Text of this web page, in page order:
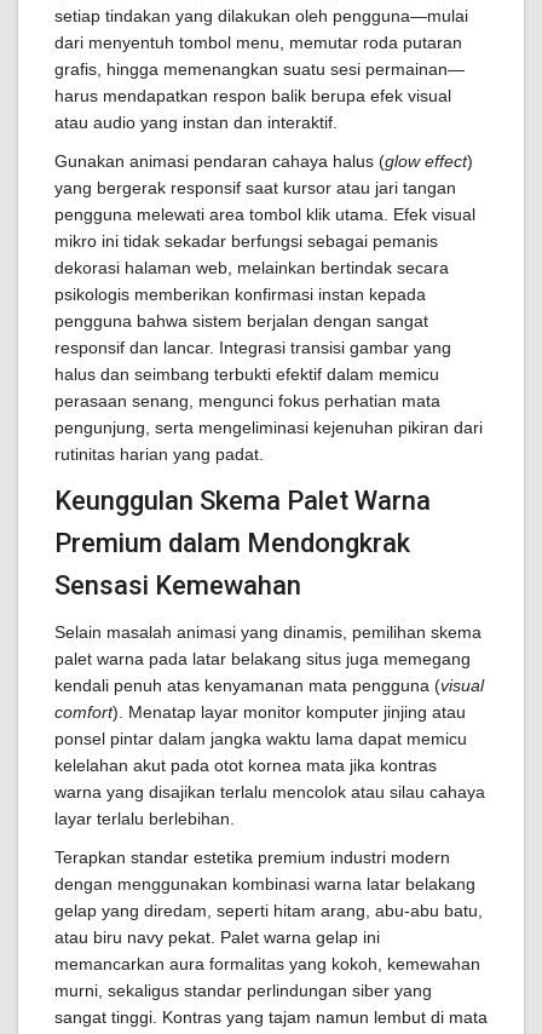
setiap tindakan yang dilakukan oleh pengguna—mulai
dari menyentuh tombol menu, memutar roda putaran
grafis, hingga memenangkan suatu sesi permainan—
harus mendapatkan respon balik berupa efek visual
atau audio yang instan dan interaktif.
Gunakan animasi pendaran cahaya halus (glow effect)
yang bergerak responsif saat kursor atau jari tangan
pengguna melewati area tombol klik utama. Efek visual
mikro ini tidak sekadar berfungsi sebagai pemanis
dekorasi halaman web, melainkan bertindak secara
psikologis memberikan konfirmasi instan kepada
pengguna bahwa sistem berjalan dengan sangat
responsif dan lancar. Integrasi transisi gambar yang
halus dan seimbang terbukti efektif dalam memicu
perasaan senang, mengunci fokus perhatian mata
pengunjung, serta mengeliminasi kejenuhan pikiran dari
rutinitas harian yang padat.
Keunggulan Skema Palet Warna
Premium dalam Mendongkrak
Sensasi Kemewahan
Selain masalah animasi yang dinamis, pemilihan skema
palet warna pada latar belakang situs juga memegang
kendali penuh atas kenyamanan mata pengguna (visual
comfort). Menatap layar monitor komputer jinjing atau
ponsel pintar dalam jangka waktu lama dapat memicu
kelelahan akut pada otot kornea mata jika kontras
warna yang disajikan terlalu mencolok atau silau cahaya
layar terlalu berlebihan.
Terapkan standar estetika premium industri modern
dengan menggunakan kombinasi warna latar belakang
gelap yang diredam, seperti hitam arang, abu-abu batu,
atau biru navy pekat. Palet warna gelap ini
memancarkan aura formalitas yang kokoh, kemewahan
murni, sekaligus standar perlindungan siber yang
sangat tinggi. Kontras yang tajam namun lembut di mata